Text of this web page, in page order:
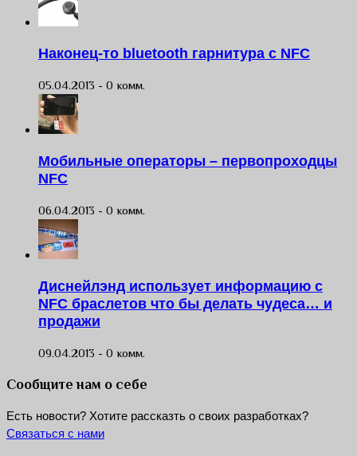
Наконец-то bluetooth гарнитура с NFC
05.04.2013 - 0 комм.
Мобильные операторы – первопроходцы
NFC
06.04.2013 - 0 комм.
Диснейлэнд использует информацию с
NFC браслетов что бы делать чудеса… и
продажи
09.04.2013 - 0 комм.
Сообщите нам о себе
Есть новости? Хотите рассказть о своих разработках?
Связаться с нами